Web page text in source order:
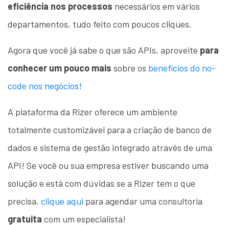
eficiência nos processos necessários em vários
departamentos, tudo feito com poucos cliques.
Agora que você já sabe o que são APIs, aproveite para
conhecer um pouco mais sobre os benefícios do no-
code nos negócios!
A plataforma da Rizer oferece um ambiente
totalmente customizável para a criação de banco de
dados e sistema de gestão integrado através de uma
API! Se você ou sua empresa estiver buscando uma
solução e está com dúvidas se a Rizer tem o que
precisa, clique aqui para agendar uma consultoria
gratuita com um especialista!